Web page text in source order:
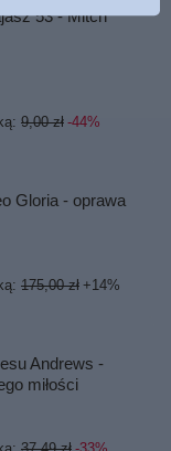
53 - Mitch
9,00 zł -44%
Gloria - oprawa
175,00 zł +14%
Andrews -
miłości